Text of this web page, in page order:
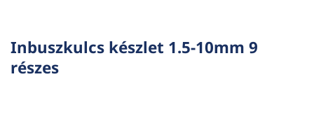
Inbuszkulcs készlet 1.5-10mm 9
részes